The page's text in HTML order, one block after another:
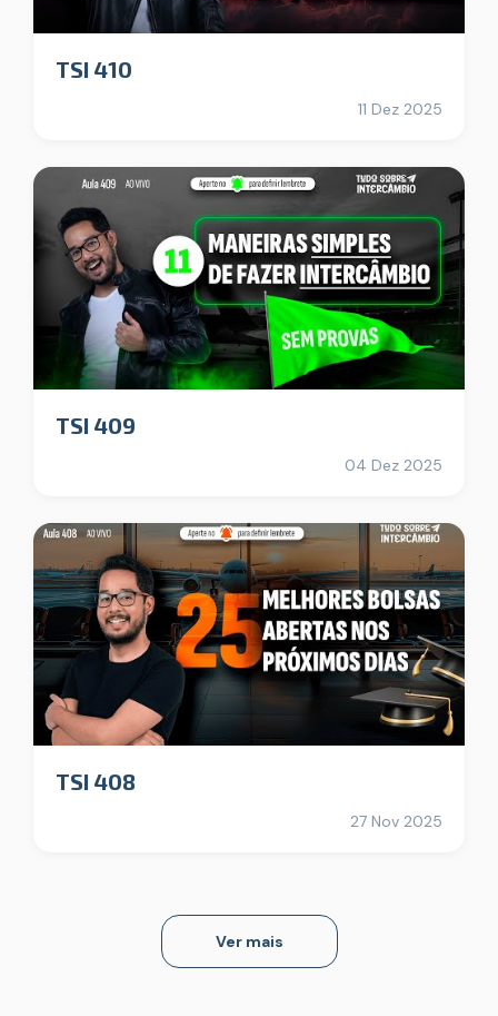
TSI 410
11 Dez 2025
TSI 409
04 Dez 2025
TSI 408
27 Nov 2025
Ver mais